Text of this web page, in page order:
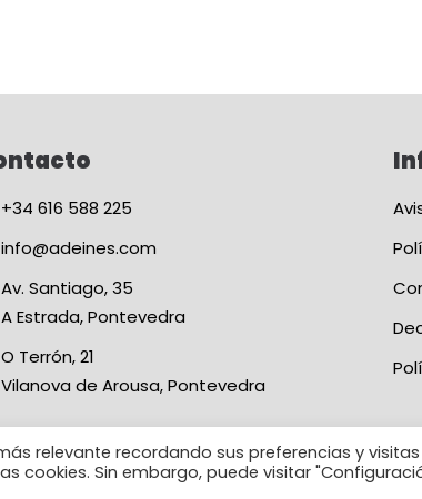
+34 616 588 225
info@adeines.com
Av. Santiago, 35
A Estrada, Pontevedra
O Terrón, 21
Vilanova de Arousa, Pontevedra
Turísticas Adeinés - Desenvolvido por Silicon DT
relevante recordando sus preferencias y visitas
cookies. Sin embargo, puede visitar